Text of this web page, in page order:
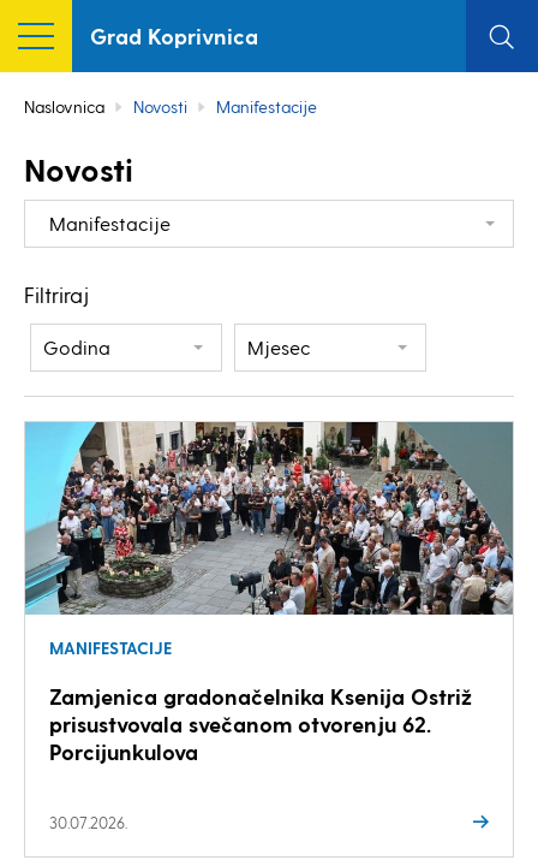
Grad Koprivnica
Naslovnica Novosti Manifestacije
Novosti
Manifestacije
Filtriraj
Godina Mjesec
MANIFESTACIJE
Zamjenica gradonačelnika Ksenija Ostriž
prisustvovala svečanom otvorenju 62.
Porcijunkulova
30.07.2026.